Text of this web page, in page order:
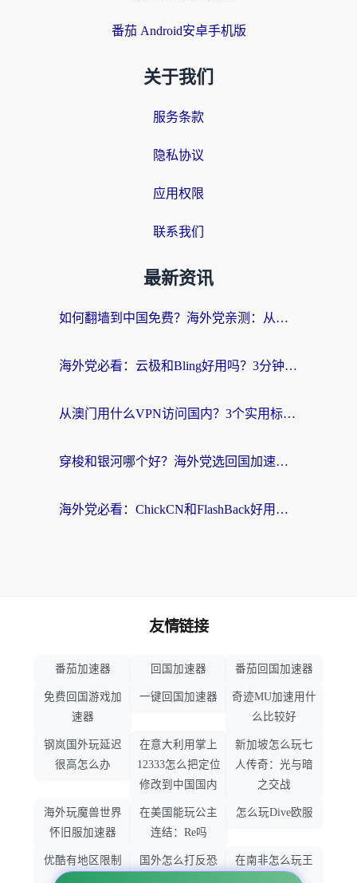
番茄 Android安卓手机版
关于我们
服务条款
隐私协议
应用权限
联系我们
最新资讯
如何翻墙到中国免费？海外党亲测：从踩坑到选对加速器的全攻略
海外党必看：云极和Bling好用吗？3分钟教你选对回国加速器
从澳门用什么VPN访问国内？3个实用标准帮你避开坑，无缝刷剧听歌
穿梭和银河哪个好？海外党选回国加速器的避坑指南，附番茄加速器实测体验
海外党必看：ChickCN和FlashBack好用吗？3招教你选对回国加速器（附云极、HomeCN、斧牛vs艾果对比）
友情链接
番茄加速器 回国加速器 番茄回国加速器
免费回国游戏加
速器
一键回国加速器
奇迹MU加速用什
么比较好
钢岚国外玩延迟
很高怎么办
在意大利用掌上
12333怎么把定位
修改到中国国内
新加坡怎么玩七
人传奇：光与暗
之交战
海外玩魔兽世界
怀旧服加速器
在美国能玩公主
连结：Re吗
怎么玩Dive欧服
优酷有地区限制
国外怎么打反恐
在南非怎么玩王